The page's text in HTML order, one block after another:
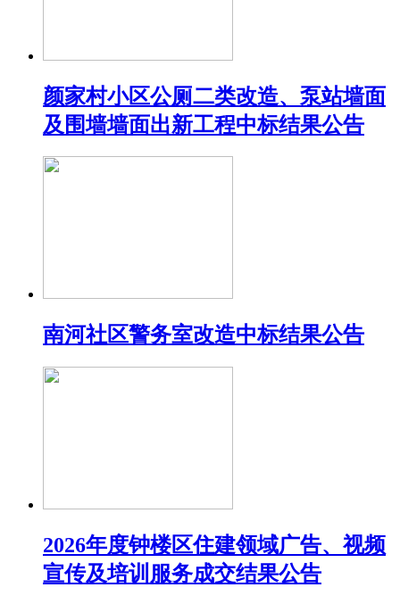
颜家村小区公厕二类改造、泵站墙面
及围墙墙面出新工程中标结果公告
南河社区警务室改造中标结果公告
2026年度钟楼区住建领域广告、视频
宣传及培训服务成交结果公告